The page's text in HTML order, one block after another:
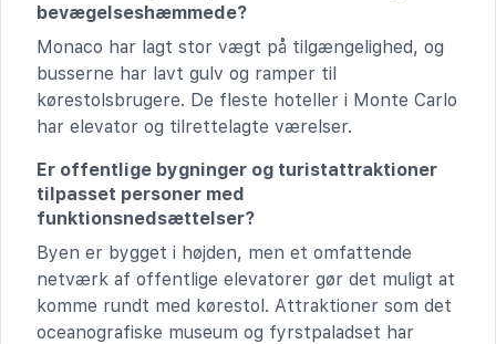
bevægelseshæmmede?
Monaco har lagt stor vægt på tilgængelighed, og
busserne har lavt gulv og ramper til
kørestolsbrugere. De fleste hoteller i Monte Carlo
har elevator og tilrettelagte værelser.
Er offentlige bygninger og turistattraktioner
tilpasset personer med
funktionsnedsættelser?
Byen er bygget i højden, men et omfattende
netværk af offentlige elevatorer gør det muligt at
komme rundt med kørestol. Attraktioner som det
oceanografiske museum og fyrstpaladset har